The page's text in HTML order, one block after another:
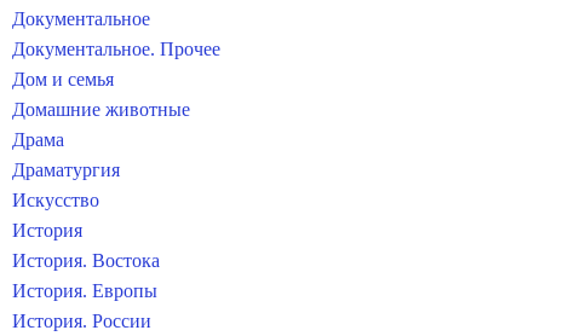
Документальное
Документальное. Прочее
Дом и семья
Домашние животные
Драма
Драматургия
Искусство
История
История. Востока
История. Европы
История. России